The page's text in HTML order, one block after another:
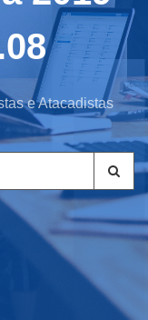
e Atacadistas